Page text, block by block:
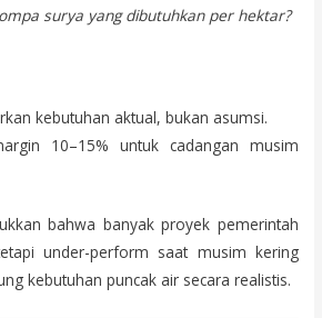
surya yang dibutuhkan per hektar?
kebutuhan aktual, bukan asumsi.
10–15% untuk cadangan musim
bahwa banyak proyek pemerintah
under-perform saat musim kering
kebutuhan puncak air secara realistis.